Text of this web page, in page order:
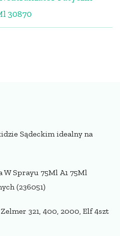
30870
Sądeckim idealny na
Sprayu 75Ml A1 75Ml
(236051)
321, 400, 2000, Elf 4szt